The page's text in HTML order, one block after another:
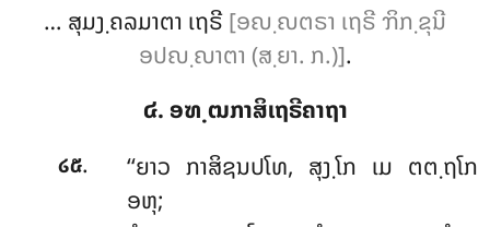
… ສຸມງ຺ຄລມາຕາ ເຖຣີ[ອຎ຺ຎຕຣາ ເຖຣີ ຠິກ຺ຂຸນີ
ອປຎ຺ຎາຕາ (ສ຺ຍາ. ກ.)].
໔. ອຑ຺ຒກາສິເຖຣີຄາຖາ
໒໕.
‘‘ຍາວ ກາສິຊນປໂທ, ສຸງ຺ໂກ ເມ ຕຕ຺ຖໂກ
ອຫຸ;